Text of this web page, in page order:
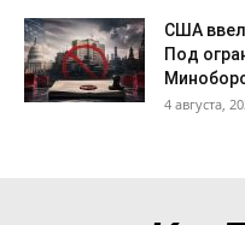
США
Под
4 августа,